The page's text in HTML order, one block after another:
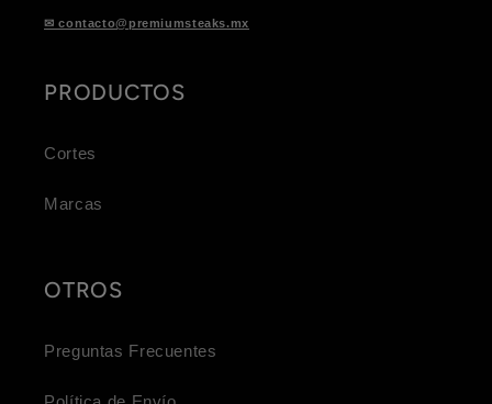
✉ contacto@premiumsteaks.mx
PRODUCTOS
Cortes
Marcas
OTROS
Preguntas Frecuentes